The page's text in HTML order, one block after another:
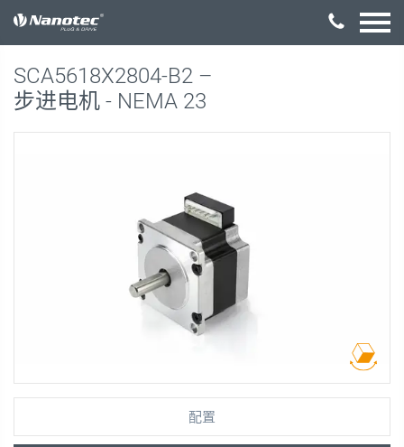
激活配置
SCA5618X2804-B2 –
步进电机 - NEMA 23
配置